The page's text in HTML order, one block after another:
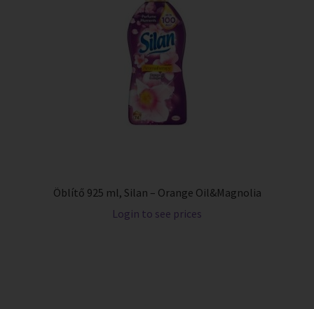
Öblítő 925 ml, Silan – Orange Oil&Magnolia
Login to see prices